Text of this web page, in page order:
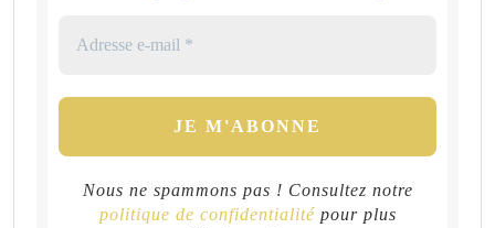
Nous ne spammons pas ! Consultez notre
politique de confidentialitépour plus